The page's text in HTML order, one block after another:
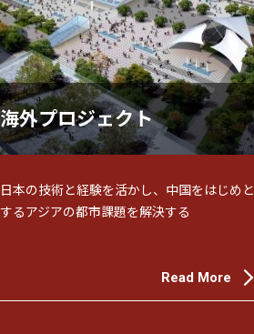
海外プロジェクト
日本の技術と経験を活かし、中国をはじめと
するアジアの都市課題を解決する
Read More